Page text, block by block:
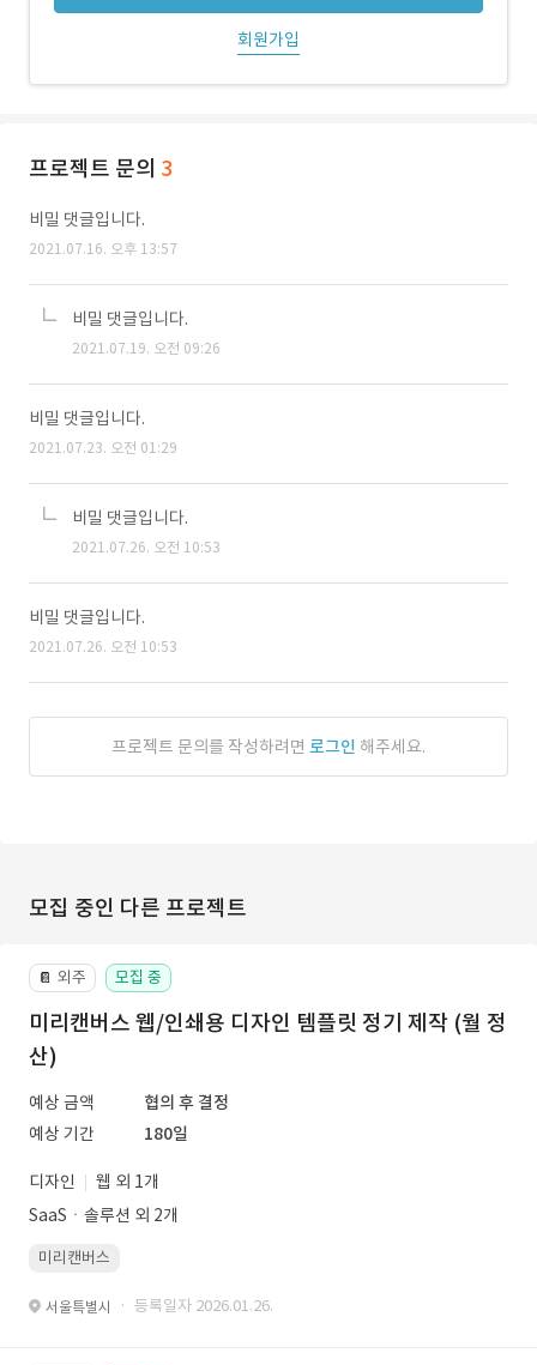
회원가입
프로젝트 문의 3
비밀 댓글입니다.
2021.07.16. 오후 13:57
비밀 댓글입니다.
2021.07.19. 오전 09:26
비밀 댓글입니다.
2021.07.23. 오전 01:29
비밀 댓글입니다.
2021.07.26. 오전 10:53
비밀 댓글입니다.
2021.07.26. 오전 10:53
프로젝트 문의를 작성하려면 로그인 해주세요.
모집 중인 다른 프로젝트
📔 외주 모집 중
미리캔버스 웹/인쇄용 디자인 템플릿 정기 제작 (월 정
산)
예상 금액
협의 후 결정
예상 기간
180일
디자인
웹 외 1개
SaaSㆍ솔루션 외 2개
미리캔버스
서울특별시 · 등록일자 2026.01.26.